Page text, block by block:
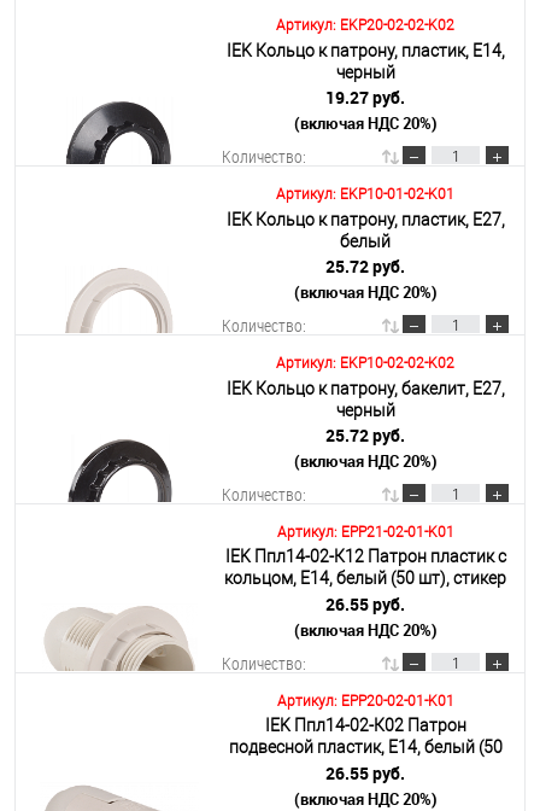
В корзину
Подробнее
Артикул: EKP20-02-02-K02
IEK Кольцо к патрону, пластик, Е14,
черный
19.27 руб.
(включая НДС 20%)
Количество:
В корзину
Подробнее
Артикул: EKP10-01-02-K01
IEK Кольцо к патрону, пластик, Е27,
белый
25.72 руб.
(включая НДС 20%)
Количество:
В корзину
Подробнее
Артикул: EKP10-02-02-K02
IEK Кольцо к патрону, бакелит, Е27,
черный
25.72 руб.
(включая НДС 20%)
Количество:
В корзину
Подробнее
Артикул: EPP21-02-01-K01
IEK Ппл14-02-К12 Патрон пластик с
кольцом, Е14, белый (50 шт), стикер
на изделии,
26.55 руб.
(включая НДС 20%)
Количество:
В корзину
Подробнее
Артикул: EPP20-02-01-K01
IEK Ппл14-02-К02 Патрон
подвесной пластик, Е14, белый (50
шт), стикер на изделии,
26.55 руб.
(включая НДС 20%)